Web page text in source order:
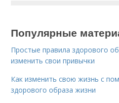
Популярные
Простые правила здорового
изменить свои привычки
Как изменить свою жизнь с
здорового образа жизни